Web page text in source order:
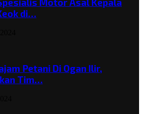
di…
Petani Di Ogan Ilir,
Tim…